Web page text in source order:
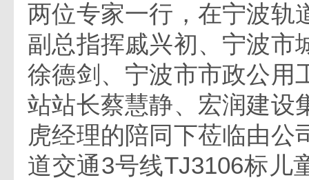
两位专家一行，在宁波轨
副总指挥戚兴初、宁波市
徐德剑、宁波市市政公用
站站长蔡慧静、宏润建设
虎经理的陪同下莅临由公
道交通3号线TJ3106标儿